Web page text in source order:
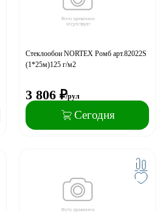
Стеклообои NORTEX Ромб арт.82022S
(1*25м)125 г/м2
3 806 ₽/рул
Сегодня